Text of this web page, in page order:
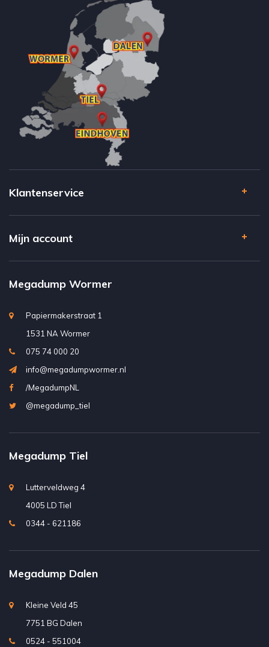
Klantenservice
Mijn account
Megadump Wormer
Papiermakerstraat 1
1531 NA Wormer
075 74 000 20
info@megadumpwormer.nl
/MegadumpNL
@megadump_tiel
Megadump Tiel
Lutterveldweg 4
4005 LD Tiel
0344 - 621186
Megadump Dalen
Kleine Veld 45
7751 BG Dalen
0524 - 551004